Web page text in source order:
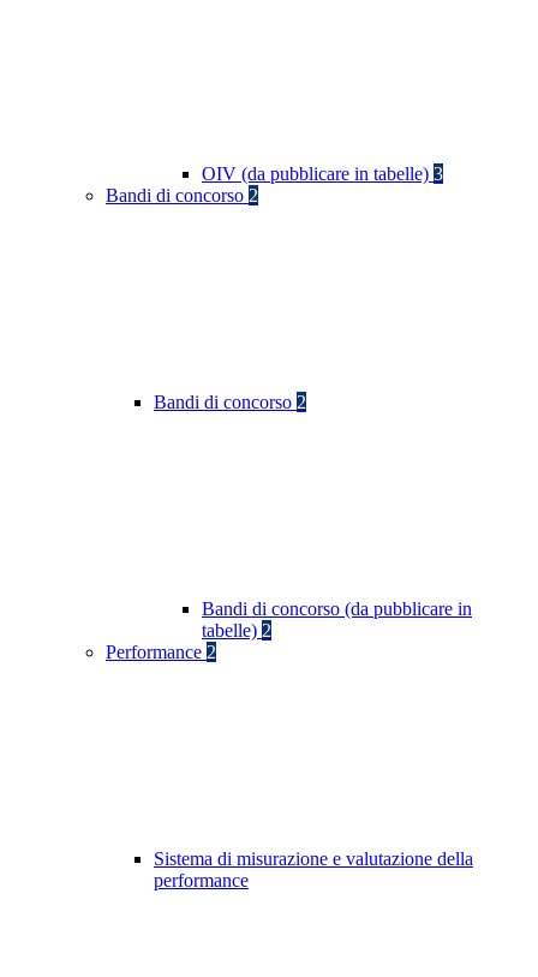
OIV (da pubblicare in tabelle) 3
Bandi di concorso 2
Bandi di concorso 2
Bandi di concorso (da pubblicare in
tabelle) 2
Performance 2
Sistema di misurazione e valutazione della
performance